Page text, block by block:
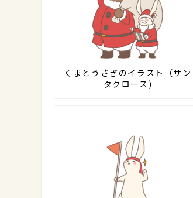
くまとうさぎのイラスト（サン
タクロース)